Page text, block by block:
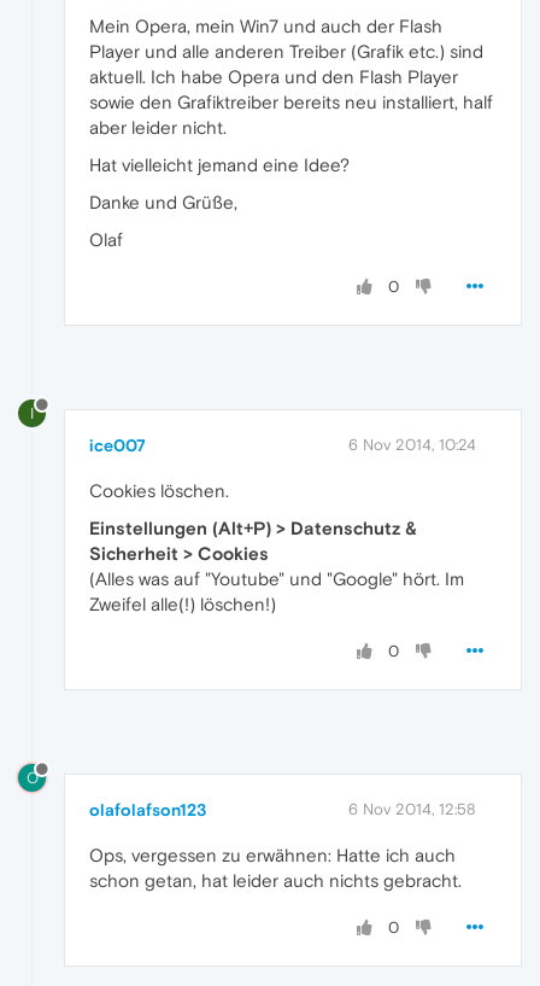
Mein Opera, mein Win7 und auch der Flash
Player und alle anderen Treiber (Grafik etc.) sind
aktuell. Ich habe Opera und den Flash Player
sowie den Grafiktreiber bereits neu installiert, half
aber leider nicht.
Hat vielleicht jemand eine Idee?
Danke und Grüße,
Olaf
0
I
ice007 6 Nov 2014, 10:24
Cookies löschen.
Einstellungen (Alt+P) > Datenschutz &
Sicherheit > Cookies
(Alles was auf "Youtube" und "Google" hört. Im
Zweifel alle(!) löschen!)
0
O
olafolafson123 6 Nov 2014, 12:58
Ops, vergessen zu erwähnen: Hatte ich auch
schon getan, hat leider auch nichts gebracht.
0